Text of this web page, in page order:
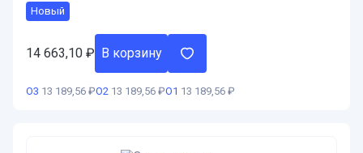
Новый
14 663,10 ₽ В корзину
О3 13 189,56 ₽О2 13 189,56 ₽О1 13 189,56 ₽